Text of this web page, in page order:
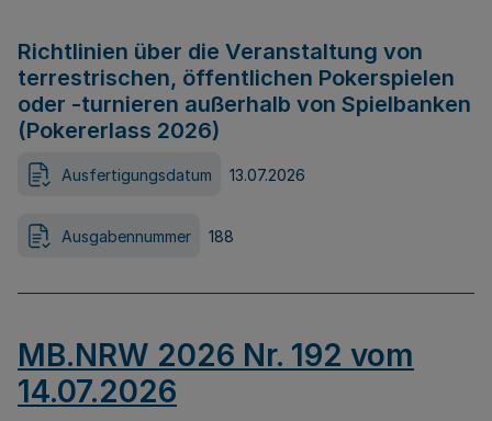
Richtlinien über die Veranstaltung von
terrestrischen, öffentlichen Pokerspielen
oder -turnieren außerhalb von Spielbanken
(Pokererlass 2026)
Ausfertigungsdatum 13.07.2026
Ausgabennummer 188
MB.NRW 2026 Nr. 192 vom
14.07.2026